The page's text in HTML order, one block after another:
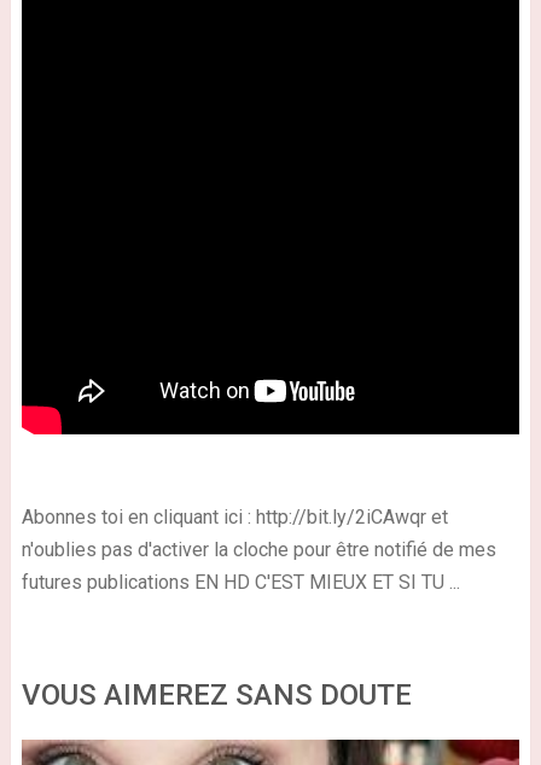
Abonnes toi en cliquant ici : http://bit.ly/2iCAwqr et
n'oublies pas d'activer la cloche pour être notifié de mes
futures publications EN HD C'EST MIEUX ET SI TU ...
VOUS AIMEREZ SANS DOUTE